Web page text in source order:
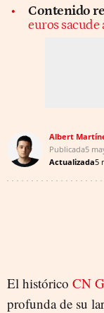
Contenido
euros
Albert
Publicada5
Actualizada5
El histórico CN
profunda de su